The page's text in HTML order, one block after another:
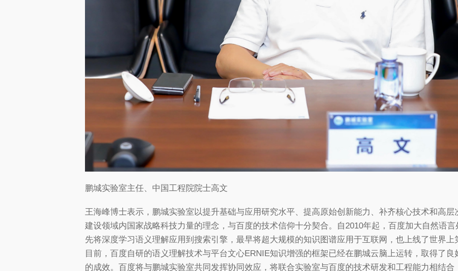
鹏城实验室主任、中国工程院院士高文
王海峰博士表示，鹏城实验室以提升基础与应用研究水平、提高原始创新能力、补齐核心技术和高
建设领域内国家战略科技力量的理念，与百度的技术信仰十分契合。自2010年起，百度加大自然语
先将深度学习语义理解应用到搜索引擎，最早将超大规模的知识图谱应用于互联网，也上线了世界上
目前，百度自研的语义理解技术与平台文心ERNIE知识增强的框架已经在鹏城云脑上运转，取得了
的成效。百度将与鹏城实验室共同发挥协同效应，将联合实验室与百度的技术研发和工程能力相结